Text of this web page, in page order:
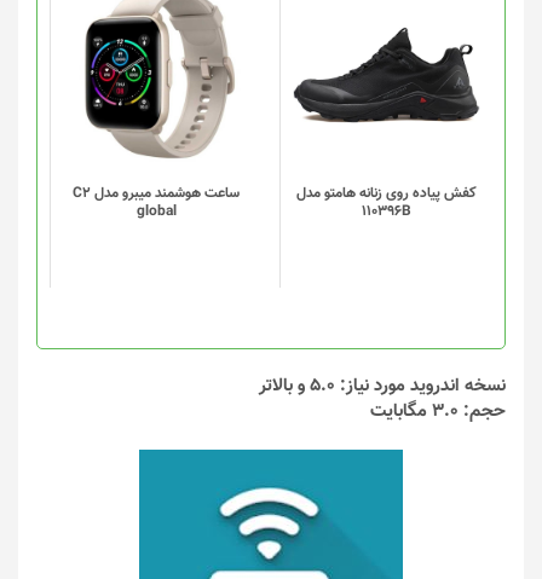
کفش پیاده روی زنانه هامتو مدل
110396B
محصول
دارای
انواع
مختلفی
گزینه
ها
محصول
انتخاب
شوند
ساعت هوشمند میبرو مدل C2
global
این
محصول
دارای
انواع
مختلفی
می
گزینه
ها
محصول
نسخه اندروید مورد نیاز: 5.0 و بالاتر
حجم: 3.0 مگابایت